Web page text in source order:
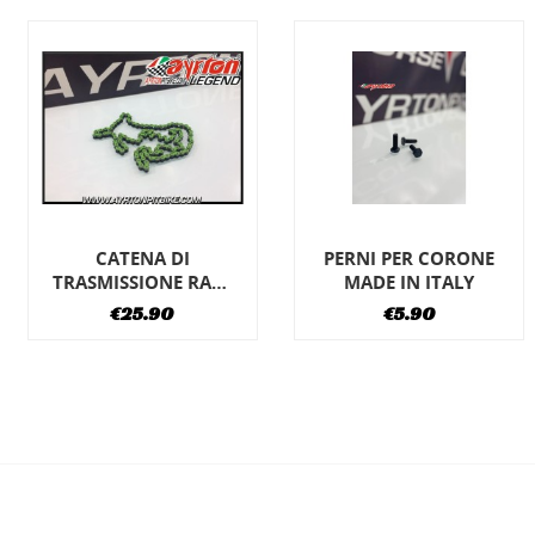
PERNI PER CORONE
MADE IN ITALY
CATENA DI
TRASMISSIONE
420 BLU 108L